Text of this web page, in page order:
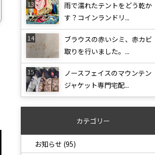
雨で濡れたテントをどう乾か
す？コインランドリ...
ブラウスの赤いシミ、赤カビ
取りを行いました。...
ノースフェイスのマウンテン
ジャケット専門宅配...
カテゴリー
お知らせ (95)